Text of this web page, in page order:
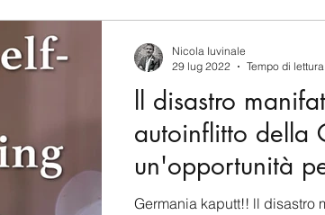
ll disastro
autoinflitto della
un'opportunità
capitalismo.
Germania kaputt!! ll disastro
Nicola Iuvinale
29 lug 2022
Tempo di